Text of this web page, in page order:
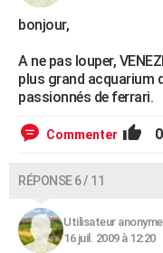
bonjour,
A ne pas louper,
plus grand acquarium
passionnés de ferrari.
Commenter 0
RÉPONSE 6 / 11
Utilisateur anonyme
16 juil. 2009 à 12:20